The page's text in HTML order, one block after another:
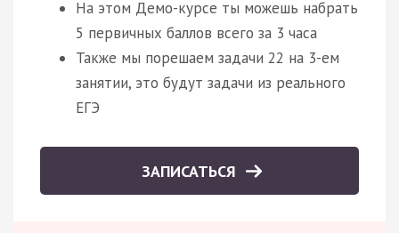
На этом Демо-курсе ты можешь набрать
5 первичных баллов всего за 3 часа
Также мы порешаем задачи 22 на 3-ем
занятии, это будут задачи из реального
ЕГЭ
ЗАПИСАТЬСЯ